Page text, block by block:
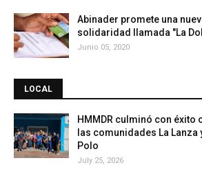
Abinader promete una
solidaridad llamada "La
Junio 05, 2020
LOCAL
HMMDR culminó con éxito
las comunidades La Lanza
Polo
July 25, 2026